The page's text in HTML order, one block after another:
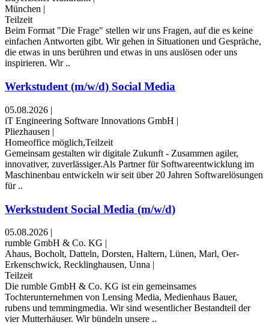
München |
Teilzeit
Beim Format "Die Frage" stellen wir uns Fragen, auf die es keine
einfachen Antworten gibt. Wir gehen in Situationen und Gespräche,
die etwas in uns berühren und etwas in uns auslösen oder uns
inspirieren. Wir ..
Werkstudent (m/w/d) Social Media
05.08.2026 |
iT Engineering Software Innovations GmbH |
Pliezhausen |
Homeoffice möglich,Teilzeit
Gemeinsam gestalten wir digitale Zukunft - Zusammen agiler,
innovativer, zuverlässiger.Als Partner für Softwareentwicklung im
Maschinenbau entwickeln wir seit über 20 Jahren Softwarelösungen
für ..
Werkstudent Social Media (m/w/d)
05.08.2026 |
rumble GmbH & Co. KG |
Ahaus, Bocholt, Datteln, Dorsten, Haltern, Lünen, Marl, Oer-
Erkenschwick, Recklinghausen, Unna |
Teilzeit
Die rumble GmbH & Co. KG ist ein gemeinsames
Tochterunternehmen von Lensing Media, Medienhaus Bauer,
rubens und temmingmedia. Wir sind wesentlicher Bestandteil der
vier Mutterhäuser. Wir bündeln unsere ..